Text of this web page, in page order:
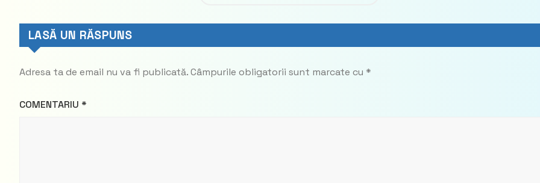
LASĂ UN RĂSPUNS
Adresa ta de email nu va fi publicată.Câmpurile obligatorii sunt marcate cu *
COMENTARIU *